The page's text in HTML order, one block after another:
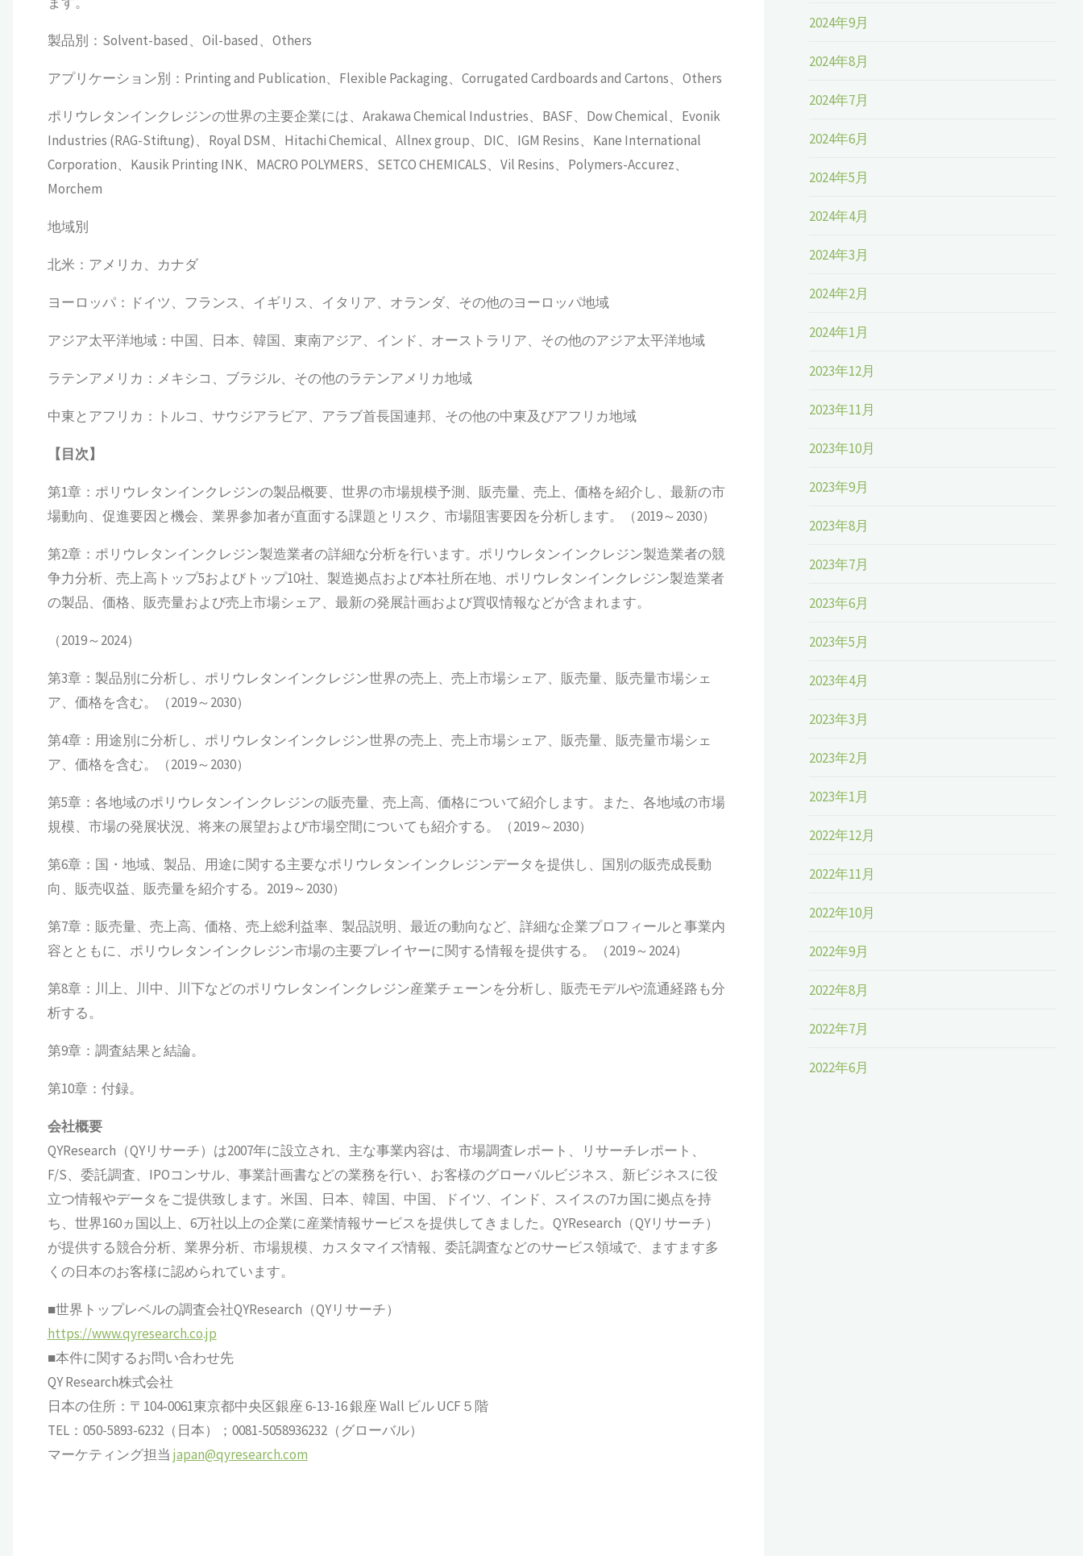
製品別：Solvent-based、Oil-based、Others
アプリケーション別：Printing and Publication、Flexible Packaging、Corrugated Cardboards and Cartons、Others
ポリウレタンインクレジンの世界の主要企業には、Arakawa Chemical Industries、BASF、Dow Chemical、Evonik
Industries (RAG-Stiftung)、Royal DSM、Hitachi Chemical、Allnex group、DIC、IGM Resins、Kane International
Corporation、Kausik Printing INK、MACRO POLYMERS、SETCO CHEMICALS、Vil Resins、Polymers-Accurez、
Morchem
地域別
北米：アメリカ、カナダ
ヨーロッパ：ドイツ、フランス、イギリス、イタリア、オランダ、その他のヨーロッパ地域
アジア太平洋地域：中国、日本、韓国、東南アジア、インド、オーストラリア、その他のアジア太平洋地域
ラテンアメリカ：メキシコ、ブラジル、その他のラテンアメリカ地域
中東とアフリカ：トルコ、サウジアラビア、アラブ首長国連邦、その他の中東及びアフリカ地域
【目次】
第1章：ポリウレタンインクレジンの製品概要、世界の市場規模予測、販売量、売上、価格を紹介し、最新の市
場動向、促進要因と機会、業界参加者が直面する課題とリスク、市場阻害要因を分析します。（2019～2030）
第2章：ポリウレタンインクレジン製造業者の詳細な分析を行います。ポリウレタンインクレジン製造業者の競
争力分析、売上高トップ5およびトップ10社、製造拠点および本社所在地、ポリウレタンインクレジン製造業者
の製品、価格、販売量および売上市場シェア、最新の発展計画および買収情報などが含まれます。
（2019～2024）
第3章：製品別に分析し、ポリウレタンインクレジン世界の売上、売上市場シェア、販売量、販売量市場シェ
ア、価格を含む。（2019～2030）
第4章：用途別に分析し、ポリウレタンインクレジン世界の売上、売上市場シェア、販売量、販売量市場シェ
ア、価格を含む。（2019～2030）
第5章：各地域のポリウレタンインクレジンの販売量、売上高、価格について紹介します。また、各地域の市場
規模、市場の発展状況、将来の展望および市場空間についても紹介する。（2019～2030）
第6章：国・地域、製品、用途に関する主要なポリウレタンインクレジンデータを提供し、国別の販売成長動
向、販売収益、販売量を紹介する。2019～2030）
第7章：販売量、売上高、価格、売上総利益率、製品説明、最近の動向など、詳細な企業プロフィールと事業内
容とともに、ポリウレタンインクレジン市場の主要プレイヤーに関する情報を提供する。（2019～2024）
第8章：川上、川中、川下などのポリウレタンインクレジン産業チェーンを分析し、販売モデルや流通経路も分
析する。
第9章：調査結果と結論。
第10章：付録。
会社概要
QYResearch（QYリサーチ）は2007年に設立され、主な事業内容は、市場調査レポート、リサーチレポート、
F/S、委託調査、IPOコンサル、事業計画書などの業務を行い、お客様のグローバルビジネス、新ビジネスに役
立つ情報やデータをご提供致します。米国、日本、韓国、中国、ドイツ、インド、スイスの7カ国に拠点を持
ち、世界160ヵ国以上、6万社以上の企業に産業情報サービスを提供してきました。QYResearch（QYリサーチ）
が提供する競合分析、業界分析、市場規模、カスタマイズ情報、委託調査などのサービス領域で、ますます多
くの日本のお客様に認められています。
■世界トップレベルの調査会社QYResearch（QYリサーチ）
https://www.qyresearch.co.jp
■本件に関するお問い合わせ先
QY Research株式会社
日本の住所：〒104-0061東京都中央区銀座 6-13-16 銀座 Wall ビル UCF５階
TEL：050-5893-6232（日本）；0081-5058936232（グローバル）
マーケティング担当 japan@qyresearch.com
2024年9月
2024年8月
2024年7月
2024年6月
2024年5月
2024年4月
2024年3月
2024年2月
2024年1月
2023年12月
2023年11月
2023年10月
2023年9月
2023年8月
2023年7月
2023年6月
2023年5月
2023年4月
2023年3月
2023年2月
2023年1月
2022年12月
2022年11月
2022年10月
2022年9月
2022年8月
2022年7月
2022年6月